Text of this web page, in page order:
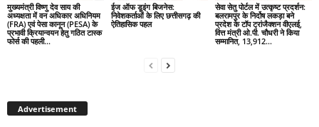
मुख्यमंत्री विष्णु देव साय की
अध्यक्षता में वन अधिकार अधिनियम
(FRA) एवं पेसा कानून (PESA) के
प्रभावी क्रियान्वयन हेतु गठित टास्क
फोर्स की पहली...
ईज ऑफ डूइंग बिजनेस:
निवेशकर्ताओं के लिए छत्तीसगढ़ की
ऐतिहासिक पहल
सेवा सेतु पोर्टल में उत्कृष्ट प्रदर्शन:
बलरामपुर के निर्दोष लकड़ा बने
प्रदेश के टॉप ट्रांजैक्शन वीएलई,
वित्त मंत्री ओ.पी. चौधरी ने किया
सम्मानित, 13,912...
Advertisement